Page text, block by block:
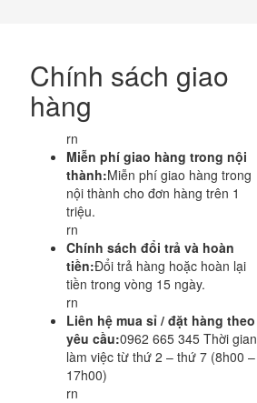
Chính sách giao
hàng
rn
Miễn phí giao hàng trong nội
thành:Miễn phí giao hàng trong
nội thành cho đơn hàng trên 1
triệu.
rn
Chính sách đổi trả và hoàn
tiền:Đổi trả hàng hoặc hoàn lại
tiền trong vòng 15 ngày.
rn
Liên hệ mua sỉ / đặt hàng theo
yêu cầu:0962 665 345 Thời gian
làm việc từ thứ 2 – thứ 7 (8h00 –
17h00)
rn